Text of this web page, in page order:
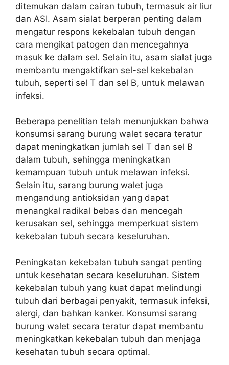
ditemukan dalam cairan tubuh, termasuk air liur
dan ASI. Asam sialat berperan penting dalam
mengatur respons kekebalan tubuh dengan
cara mengikat patogen dan mencegahnya
masuk ke dalam sel. Selain itu, asam sialat juga
membantu mengaktifkan sel-sel kekebalan
tubuh, seperti sel T dan sel B, untuk melawan
infeksi.
Beberapa penelitian telah menunjukkan bahwa
konsumsi sarang burung walet secara teratur
dapat meningkatkan jumlah sel T dan sel B
dalam tubuh, sehingga meningkatkan
kemampuan tubuh untuk melawan infeksi.
Selain itu, sarang burung walet juga
mengandung antioksidan yang dapat
menangkal radikal bebas dan mencegah
kerusakan sel, sehingga memperkuat sistem
kekebalan tubuh secara keseluruhan.
Peningkatan kekebalan tubuh sangat penting
untuk kesehatan secara keseluruhan. Sistem
kekebalan tubuh yang kuat dapat melindungi
tubuh dari berbagai penyakit, termasuk infeksi,
alergi, dan bahkan kanker. Konsumsi sarang
burung walet secara teratur dapat membantu
meningkatkan kekebalan tubuh dan menjaga
kesehatan tubuh secara optimal.